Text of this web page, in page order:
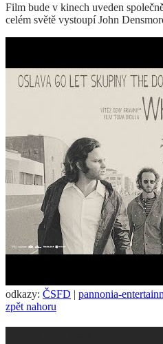
Film bude v kinech uveden
celém světě vystoupí John
odkazy: ČSFD | pannonia-
zpět nahoru